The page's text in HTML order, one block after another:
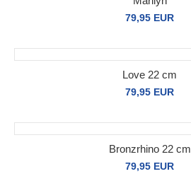
79,95 EUR
Love 22 cm
79,95 EUR
Bronzrhino 22 cm
79,95 EUR